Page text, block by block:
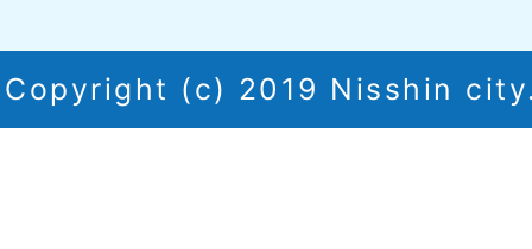
Copyright (c) 2019 Nisshin